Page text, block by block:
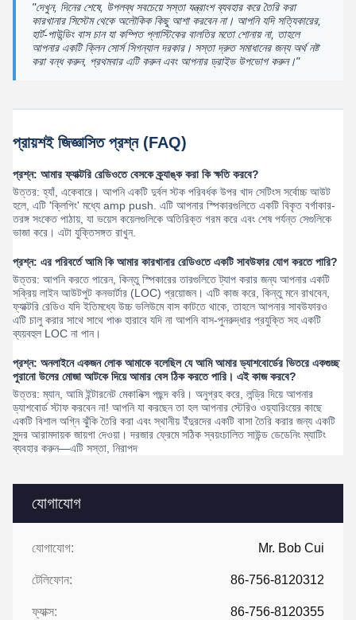
যোগাযোগ
যোগাযোগ: Mr. Bob Cui
টেলিফোন: 86-756-8120312
ফ্যাক্স: 86-756-8120355
"দেখুন, দিনের শেষে, উপলব্ধ সবচেয়ে সস্তা যন্ত্রাংশ ব্যবহার করে তৈরি করা
কারখানার সিস্টেম থেকে অলৌকিক কিছু আশা করবেন না। আপনি যদি সত্যিকারের,
হার্ট-পাউন্ডিং বাস চান যা কম্পিত প্লাস্টিকের বালতির মতো শোনায় না, তাহলে
আপনার একটি ক্লিন সোর্স সিগন্যাল দরকার। সস্তা দ্রুত সমাধানের জন্য অর্থ নষ্ট
করা বন্ধ করুন, প্রথমবার এটি করুন এবং আপনার ড্রাইভ উপভোগ করুন।"
প্রায়শই জিজ্ঞাসিত প্রশ্ন (FAQ)
প্রশ্ন: আমার ফ্যাক্টরি রেডিওতে বেসকে ক্র্যাঙ্ক করা কি ক্ষতি করবে?
উত্তর: হ্যাঁ, একেবারে। আপনি একটি দুর্বল স্টক পরিবর্ধক উপর খাদ সেটিংস সর্বোচ্চ আউট
হলে, এটি 'ক্লিপিং' মধ্যে amp push. এটি আপনার স্পিকারগুলিতে একটি বিকৃত বর্গাকার-
তরঙ্গ সংকেত পাঠায়, যা ভয়েস কয়েলগুলিকে অতিরিক্ত গরম করে এবং শেষ পর্যন্ত সেগুলিকে
ভাজা করে। এটা যুক্তিসঙ্গত রাখুন.
প্রশ্ন: এর পরিবর্তে আমি কি আমার কারখানার রেডিওতে একটি সাবউফার যোগ করতে পারি?
উত্তর: আপনি করতে পারেন, কিন্তু স্পিকারের তারগুলিতে ট্যাপ করার জন্য আপনার একটি
সক্রিয় লাইন আউটপুট কনভার্টার (LOC) প্রয়োজন। এটি কাজ করে, কিন্তু মনে রাখবেন,
ফ্যাক্টরি রেডিও যদি ইতিমধ্যে উচ্চ ভলিউমে বাস কাটতে থাকে, তাহলে আপনার সাবউফারও
এটি চালু করার সাথে সাথে পাঞ্চ হারাবে যদি না আপনি বাস-পুনরুদ্ধার প্রযুক্তি সহ একটি
ব্যয়বহুল LOC না পান।
প্রশ্ন: অনলাইনে একজন লোক আমাকে বলেছিল যে আমি আমার ড্যাশবোর্ডের ভিতরে একগুচ্ছ
পুরানো উলের মোজা আটকে দিয়ে আমার বেস ঠিক করতে পারি। এই কাজ করবে?
উত্তর: ম্যান, আমি ইন্টারনেট মেকানিক্স পছন্দ করি। অনুগ্রহ করে, লন্ড্রি দিয়ে আপনার
ড্যাশবোর্ড স্টাফ করবেন না! আপনি যা করছেন তা হল আপনার স্টেরিও ওয়্যারিংয়ের কাছে
একটি বিশাল অগ্নি ঝুঁকি তৈরি করা এবং স্থানীয় ইঁদুরদের একটি বাসা তৈরি করার জন্য একটি
সুন্দর আরামদায়ক জায়গা দেওয়া। দরজার ফ্রেমে সঠিক স্বয়ংচালিত সাউন্ড ডেডেনিং ম্যাটিং
ব্যবহার করুন—এটি সস্তা, নিরাপদ